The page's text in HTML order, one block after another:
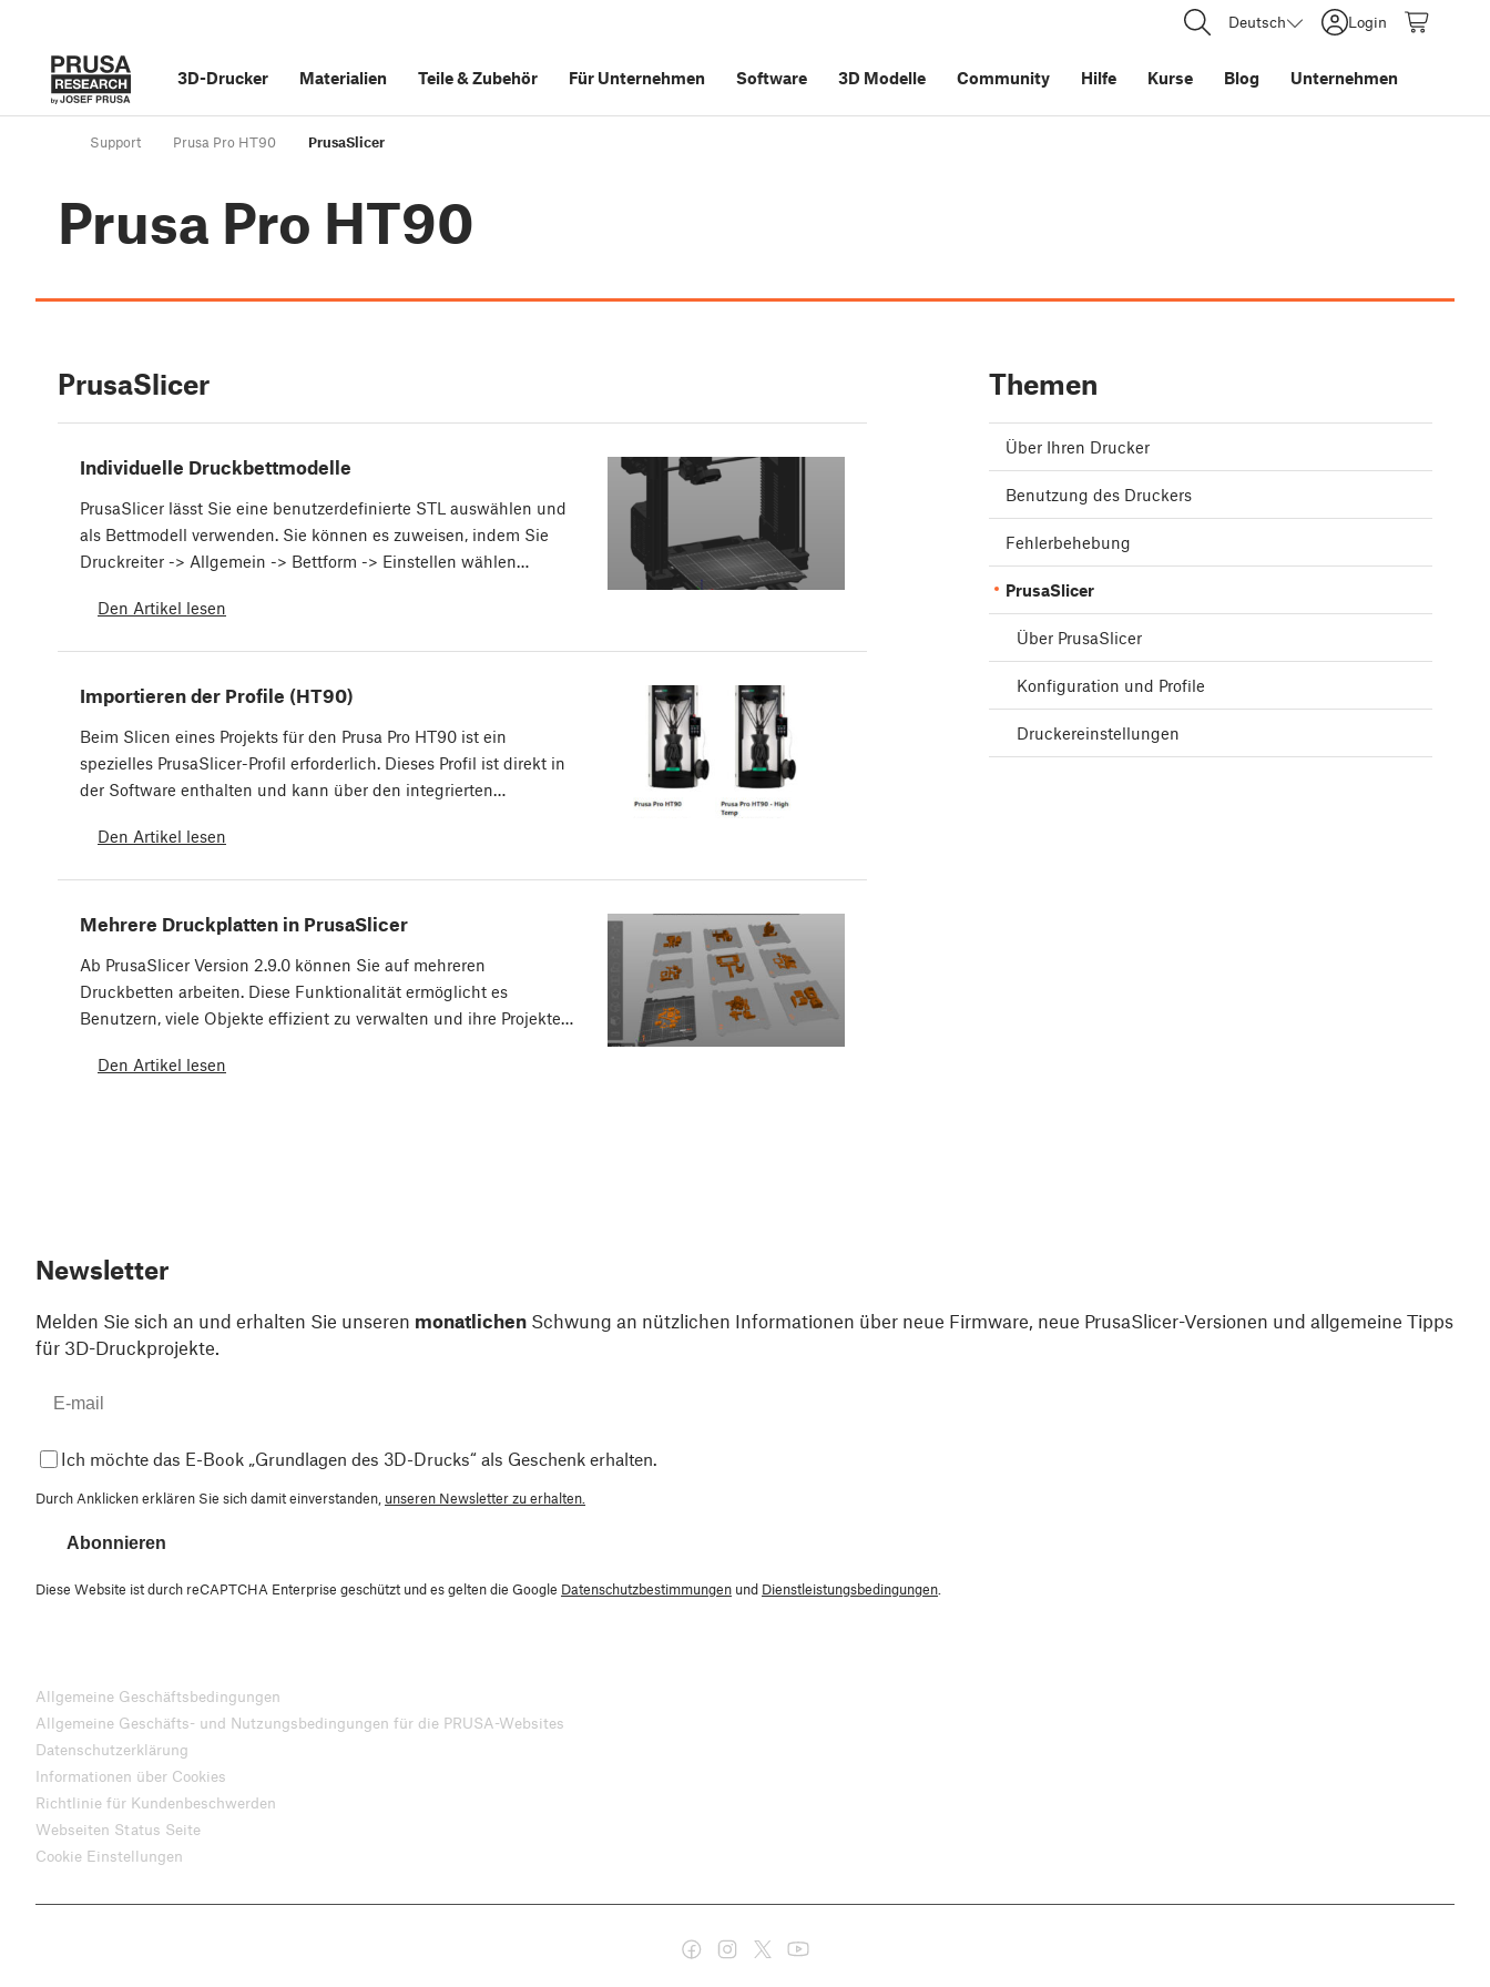
Deutsch Login
3D-Drucker Materialien Teile&Zubehör Für Unternehmen Software 3D Modelle Community Hilfe Kurse Blog Unternehmen
Support Prusa Pro HT90 PrusaSlicer
Prusa Pro HT90
PrusaSlicer
Individuelle Druckbettmodelle
PrusaSlicer lässt Sie eine benutzerdefinierte STL auswählen und
als Bettmodell verwenden. Sie können es zuweisen, indem Sie
Druckreiter -> Allgemein -> Bettform -> Einstellen wählen…
Den Artikel lesen
Importieren der Profile (HT90)
Beim Slicen eines Projekts für den Prusa Pro HT90 ist ein
spezielles PrusaSlicer-Profil erforderlich. Dieses Profil ist direkt in
der Software enthalten und kann über den integrierten…
Den Artikel lesen
Mehrere Druckplatten in PrusaSlicer
Ab PrusaSlicer Version 2.9.0 können Sie auf mehreren
Druckbetten arbeiten. Diese Funktionalität ermöglicht es
Benutzern, viele Objekte effizient zu verwalten und ihre Projekte…
Den Artikel lesen
Themen
Über Ihren Drucker
Benutzung des Druckers
Fehlerbehebung
PrusaSlicer
Über PrusaSlicer
Konfiguration und Profile
Druckereinstellungen
Newsletter
Melden Sie sich an und erhalten Sie unseren monatlichen Schwung an nützlichen Informationen über neue Firmware, neue PrusaSlicer-Versionen und allgemeine Tipps
für 3D-Druckprojekte.
Ich möchte das E-Book „Grundlagen des 3D-Drucks“ als Geschenk erhalten.
Durch Anklicken erklären Sie sich damit einverstanden, unseren Newsletter zu erhalten.
Abonnieren
Diese Website ist durch reCAPTCHA Enterprise geschützt und es gelten die Google Datenschutzbestimmungen und Dienstleistungsbedingungen
Allgemeine Geschäftsbedingungen
Allgemeine Geschäfts- und Nutzungsbedingungen für die PRUSA-Websites
Datenschutzerklärung
Informationen über Cookies
Richtlinie für Kundenbeschwerden
Webseiten Status Seite
Cookie Einstellungen